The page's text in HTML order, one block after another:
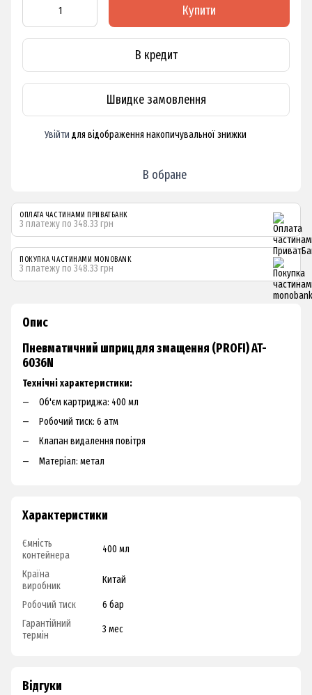
Купити
В кредит
Швидке замовлення
Увійти для відображення накопичувальної знижки
В обране
ОПЛАТА ЧАСТИНАМИ ПРИВАТБАНК
3 платежу по 348.33 грн
ПОКУПКА ЧАСТИНАМИ MONOBANK
3 платежу по 348.33 грн
Опис
Пневматичний шприц для змащення (PROFI) AT-
6036N
Технічні характеристики:
Об'єм картриджа: 400 мл
Робочий тиск: 6 атм
Клапан видалення повітря
Матеріал: метал
Характеристики
Ємність
контейнера
400 мл
Країна
виробник
Китай
Робочий тиск
6 бар
Гарантійний
термін
3 мес
Відгуки